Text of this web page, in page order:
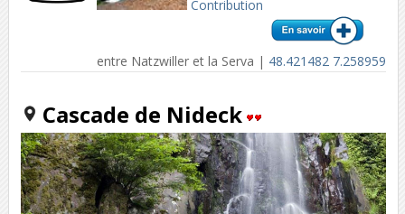
Contribution
entre Natzwiller et la Serva | 48.421482 7.258959
Cascade de Nideck